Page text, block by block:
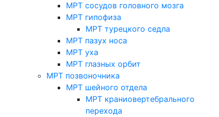
МРТ сосудов головного мозга
МРТ гипофиза
МРТ турецкого седла
МРТ пазух носа
МРТ уха
МРТ глазных орбит
МРТ позвоночника
МРТ шейного отдела
МРТ краниовертебрального
перехода